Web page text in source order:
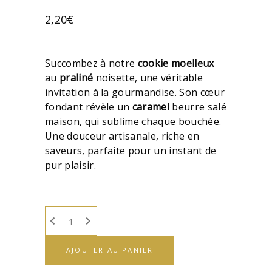
2,20€
Succombez à notre cookie moelleux
au praliné noisette, une véritable
invitation à la gourmandise. Son cœur
fondant révèle un caramel beurre salé
maison, qui sublime chaque bouchée.
Une douceur artisanale, riche en
saveurs, parfaite pour un instant de
pur plaisir.
AJOUTER AU PANIER